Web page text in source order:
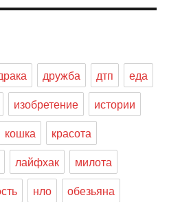
дружба дтп
еда
изобретение
истории
кошка
красота
лайфхак
милота
нло
обезьяна